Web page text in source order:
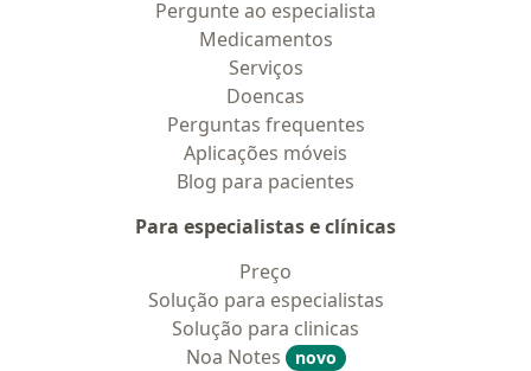
Pergunte ao especialista
Medicamentos
Serviços
Doencas
Perguntas frequentes
Aplicações móveis
Blog para pacientes
Para especialistas e clínicas
Preço
Solução para especialistas
Solução para clinicas
Noa Notes
novo